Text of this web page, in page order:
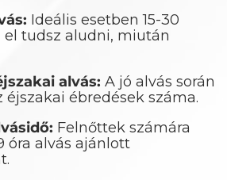
Ideális esetben 15-30
el tudsz aludni, miután
alvás: A jó alvás során
ébredések száma.
Felnőttek számára
óra alvás ajánlott